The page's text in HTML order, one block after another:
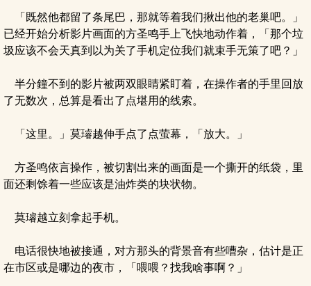
「既然他都留了条尾巴，那就等着我们揪出他的老巢吧。」
已经开始分析影片画面的方圣鸣手上飞快地动作着，「那个垃
圾应该不会天真到以为关了手机定位我们就束手无策了吧？」
半分鐘不到的影片被两双眼睛紧盯着，在操作者的手里回放
了无数次，总算是看出了点堪用的线索。
「这里。」莫璿越伸手点了点萤幕，「放大。」
方圣鸣依言操作，被切割出来的画面是一个撕开的纸袋，里
面还剩馀着一些应该是油炸类的块状物。
莫璿越立刻拿起手机。
电话很快地被接通，对方那头的背景音有些嘈杂，估计是正
在市区或是哪边的夜市，「喂喂？找我啥事啊？」